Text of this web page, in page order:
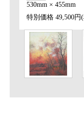
530mm × 455mm
特別価格 49,500円